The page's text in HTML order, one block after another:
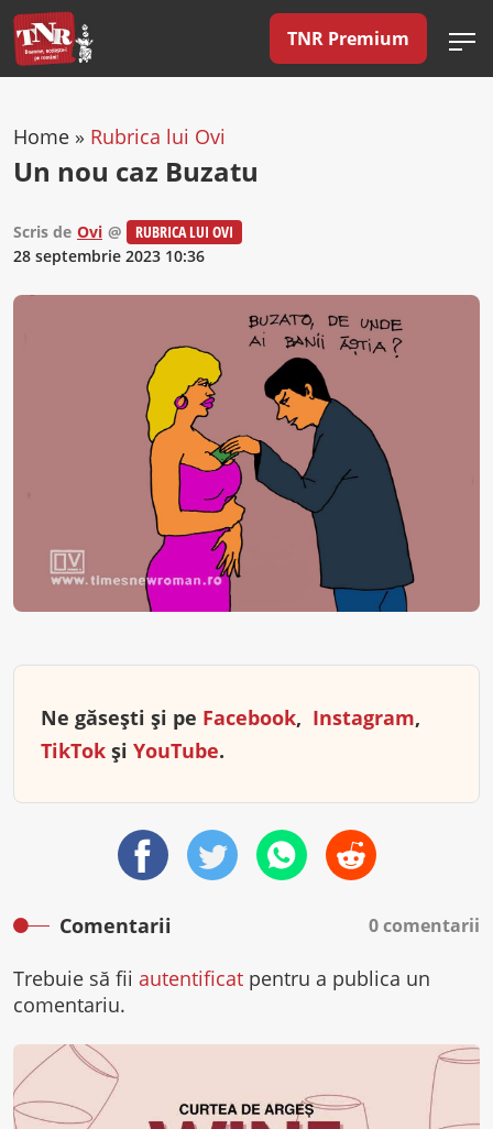
TNR Premium
Home » Rubrica lui Ovi
Un nou caz Buzatu
Scris de Ovi @
RUBRICA LUI OVI
28 septembrie 2023 10:36
Ne găsești și pe Facebook, Instagram,
TikTok și YouTube.
Comentarii 0 comentarii
Trebuie să fii autentificat pentru a publica un
comentariu.